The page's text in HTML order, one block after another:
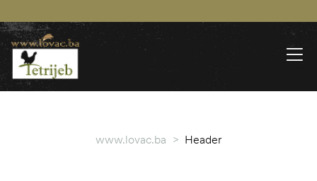
www.lovac.ba > Header